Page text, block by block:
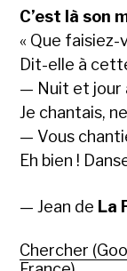
C’est là son
« Que faisiez-
Dit-elle à
— Nuit et jour
Je chantais,
— Vous
Eh bien !
— Jean de La
Chercher